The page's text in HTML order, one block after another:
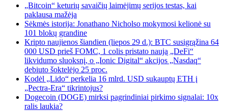
„Bitcoin“ keturių savaičių laimėjimų serijos testas, kai
paklausa mažėja
Sėkmės istorija: Jonathano Nicholso mokymosi kelionė su
101 blokų grandine
Kripto naujienos šiandien (liepos 29 d.): BTC susigrąžina 64
000 USD prieš FOMC, 1 colis pristato naują „DeFi“
likvidumo sluoksnį, o „Ionic Digital“ akcijos „Nasdaq“
debiuto šoktelėjo 25 proc.
Kodėl „Lido“ perkelia 16 mlrd. USD sukauptų ETH į
„Pectra-Era“ tikrintojus?
Dogecoin (DOGE) mirksi pagrindiniai pirkimo signalai: 10x
ralis laukia?